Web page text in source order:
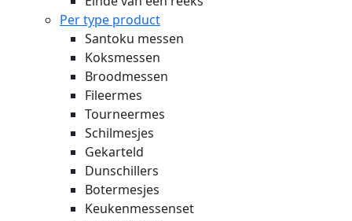
Per type product
Santoku messen
Koksmessen
Broodmessen
Fileermes
Tourneermes
Schilmesjes
Gekarteld
Dunschillers
Botermesjes
Keukenmessenset